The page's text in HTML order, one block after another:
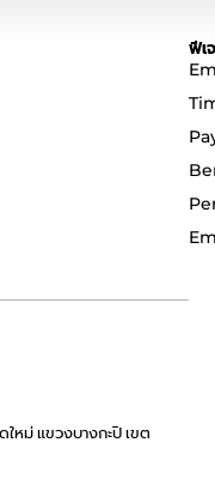
ฟีเ
หม่ แขวงบางกะปิ เขต